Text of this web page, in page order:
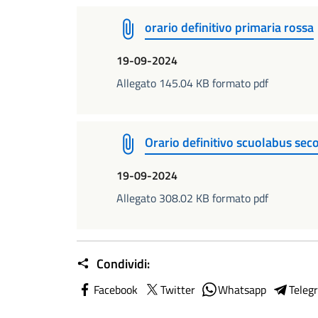
orario definitivo primaria rossa
19-09-2024
Allegato 145.04 KB formato pdf
Orario definitivo scuolabus
19-09-2024
Allegato 308.02 KB formato pdf
Condividi:
Facebook Twitter Whatsapp